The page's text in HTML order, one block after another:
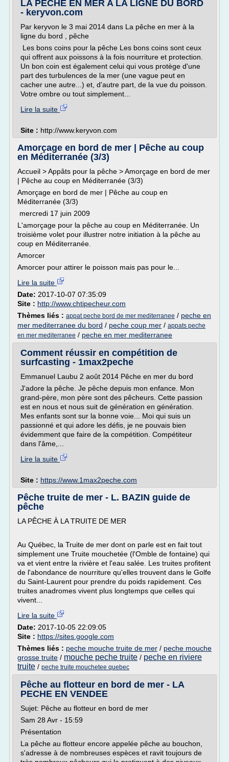
LA PECHE EN MER A LA LIGNE DU BORD
- keryvon.com
Par keryvon le 3 mai 2014 dans La pêche en mer à la
ligne du bord , pêche
Les bons coins pour la pêche Les bons coins sont ceux
qui offrent aux poissons à la fois nourriture et protection.
Un bon coin est également celui qui vous protège d'une
part des turbulences de la mer (une vague peut en
cacher une autre...) et, d'autre part, de la vue du poisson.
Votre ombre ou tout simplement...
Lire la suite
Site : http://www.keryvon.com
Amorçage en bord de mer | Pêche au coup
en Méditerranée (3/3)
Accueil > Appâts pour la pêche > Amorçage en bord de mer
| Pêche au coup en Méditerranée (3/3)
Amorçage en bord de mer | Pêche au coup en
Méditerranée (3/3)
mercredi 17 juin 2009
L'amorçage pour la pêche au coup en Méditerranée. Un
troisième volet pour illustrer notre initiation à la pêche au
coup en Méditerranée.
Amorcer
Amorcer pour attirer le poisson mais pas pour le...
Lire la suite
Date: 2017-10-07 07:35:09
Site : http://www.chtipecheur.com
Thèmes liés : appat peche bord de mer mediterranee / peche en
mer mediterranee du bord / peche coup mer / appats peche
en mer mediterranee / peche en mer mediterranee
Comment réussir en compétition de
surfcasting - 1max2peche
Emmanuel Laubu 2 août 2014 Pêche en mer du bord
J'adore la pêche. Je pêche depuis mon enfance. Mon
grand-père, mon père sont des pêcheurs. Cette passion
est en nous et nous suit de génération en génération.
Mes enfants sont sur la bonne voie... Moi qui suis un
passionné et qui adore les défis, je ne pouvais bien
évidemment que faire de la compétition. Compétiteur
dans l'âme,...
Lire la suite
Site : https://www.1max2peche.com
Pêche truite de mer - L. BAZIN guide de
pêche
LA PÊCHE À LA TRUITE DE MER
Au Québec, la Truite de mer dont on parle est en fait tout
simplement une Truite mouchetée (l'Omble de fontaine) qui
va et vient entre la rivière et l'eau salée. Les truites profitent
de l'abondance de nourriture qu'elles trouvent dans le Golfe
du Saint-Laurent pour prendre du poids rapidement. Ces
truites anadromes vivent plus longtemps que celles qui
vivent...
Lire la suite
Date: 2017-10-05 22:09:05
Site : https://sites.google.com
Thèmes liés : peche mouche truite de mer / peche mouche
grosse truite / mouche peche truite / peche en riviere
truite / peche truite mouchetee quebec
Pêche au flotteur en bord de mer - LA
PECHE EN VENDEE
Sujet: Pêche au flotteur en bord de mer
Sam 28 Avr - 15:59
Présentation
La pêche au flotteur encore appelée pêche au bouchon,
s'adresse à de nombreuses espèces et ravit toujours de